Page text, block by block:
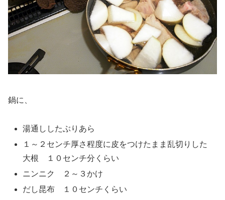
鍋に、
湯通ししたぶりあら
１～２センチ厚さ程度に皮をつけたまま乱切りした
大根 １０センチ分くらい
ニンニク ２～３かけ
だし昆布 １０センチくらい